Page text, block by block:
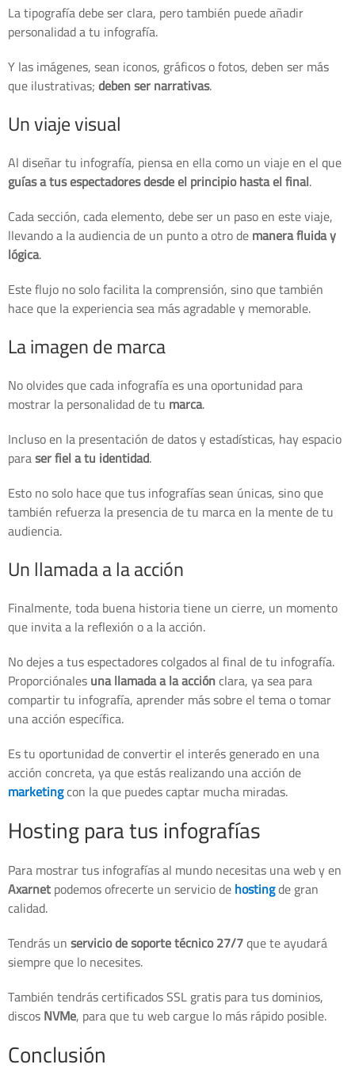
La tipografía debe ser clara, pero también puede añadir
personalidad a tu infografía.
Y las imágenes, sean iconos, gráficos o fotos, deben ser más
que ilustrativas;deben ser narrativas.
Un viaje visual
Al diseñar tu infografía, piensa en ella como un viaje en el que
guías a tus espectadores desde el principio hasta el final.
Cada sección, cada elemento, debe ser un paso en este viaje,
llevando a la audiencia de un punto a otro demanera fluida y
lógica.
Este flujo no solo facilita la comprensión, sino que también
hace que la experiencia sea más agradable y memorable.
La imagen de marca
No olvides que cada infografía es una oportunidad para
mostrar la personalidad de tu marca.
Incluso en la presentación de datos y estadísticas, hay espacio
paraser fiel a tu identidad.
Esto no solo hace que tus infografías sean únicas, sino que
también refuerza la presencia de tu marca en la mente de tu
audiencia.
Un llamada a la acción
Finalmente, toda buena historia tiene un cierre, un momento
que invita a la reflexión o a la acción.
No dejes a tus espectadores colgados al final de tu infografía.
Proporciónalesuna llamada a la acciónclara, ya sea para
compartir tu infografía, aprender más sobre el tema o tomar
una acción específica.
Es tu oportunidad de convertir el interés generado en una
acción concreta, ya que estás realizando una acción de
marketingcon la que puedes captar mucha miradas.
Hosting para tus infografías
Para mostrar tus infografías al mundo necesitas una web y en
Axarnetpodemos ofrecerte un servicio dehostingde gran
calidad.
Tendrás unservicio de soporte técnico 27/7que te ayudará
siempre que lo necesites.
También tendrás certificados SSL gratis para tus dominios,
discosNVMe, para que tu web cargue lo más rápido posible.
Conclusión